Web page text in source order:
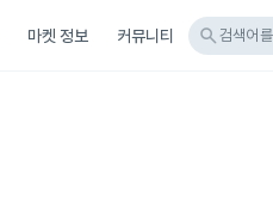
마켓 정보 커뮤니티 search 검색어